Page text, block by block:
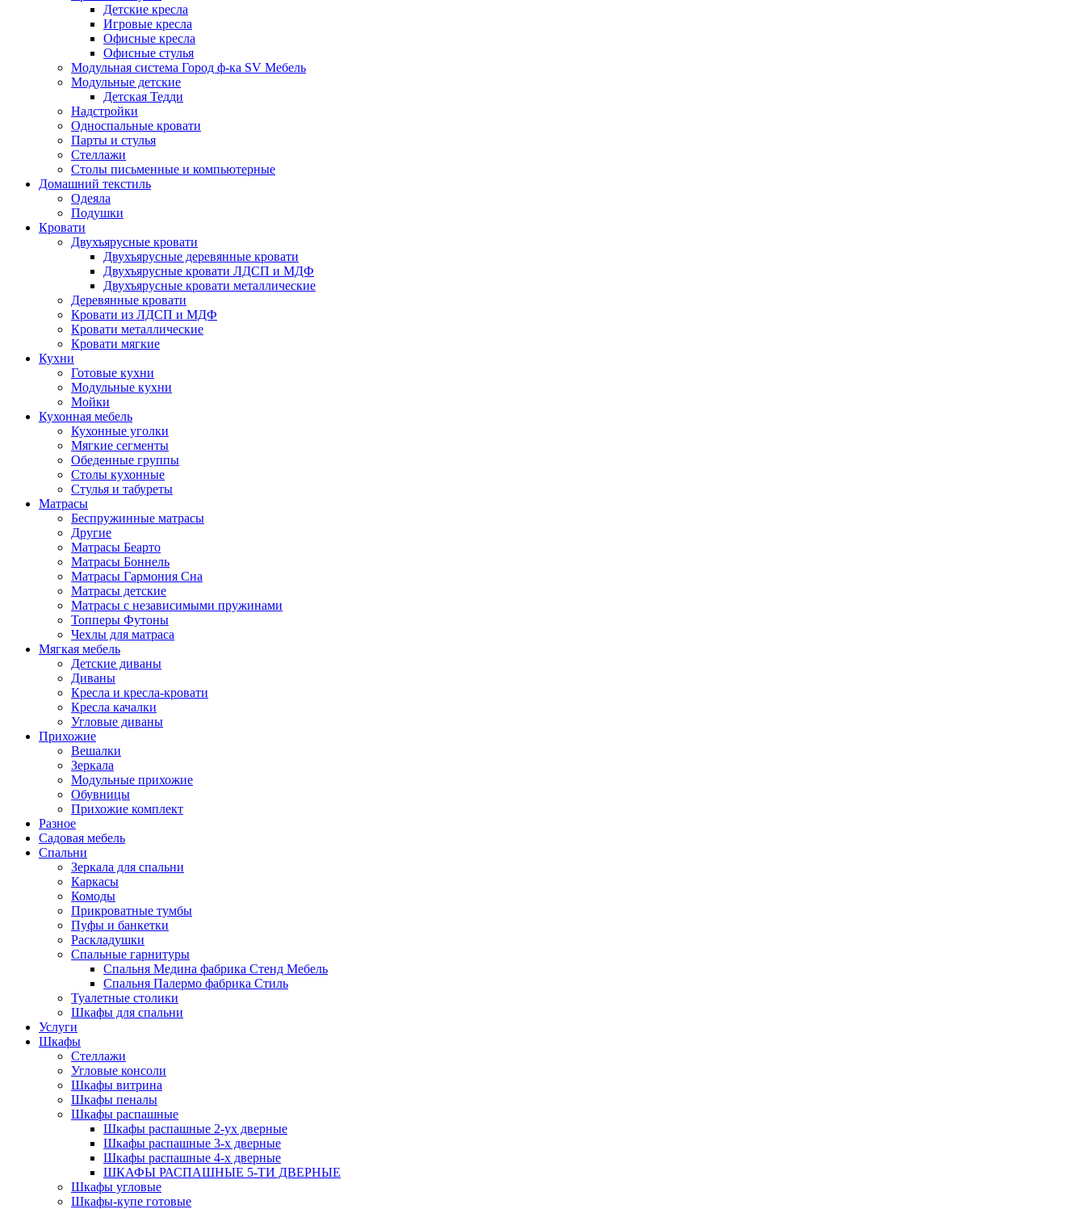
Детские кресла
Игровые кресла
Офисные кресла
Офисные стулья
Модульная система Город ф-ка SV Мебель
Модульные детские
Детская Тедди
Надстройки
Односпальные кровати
Парты и стулья
Стеллажи
Столы письменные и компьютерные
Домашний текстиль
Одеяла
Подушки
Кровати
Двухъярусные кровати
Двухъярусные деревянные кровати
Двухъярусные кровати ЛДСП и МДФ
Двухъярусные кровати металлические
Деревянные кровати
Кровати из ЛДСП и МДФ
Кровати металлические
Кровати мягкие
Кухни
Готовые кухни
Модульные кухни
Мойки
Кухонная мебель
Кухонные уголки
Мягкие сегменты
Обеденные группы
Столы кухонные
Стулья и табуреты
Матрасы
Беспружинные матрасы
Другие
Матрасы Беарто
Матрасы Боннель
Матрасы Гармония Сна
Матрасы детские
Матрасы с независимыми пружинами
Топперы Футоны
Чехлы для матраса
Мягкая мебель
Детские диваны
Диваны
Кресла и кресла-кровати
Кресла качалки
Угловые диваны
Прихожие
Вешалки
Зеркала
Модульные прихожие
Обувницы
Прихожие комплект
Разное
Садовая мебель
Спальни
Зеркала для спальни
Каркасы
Комоды
Прикроватные тумбы
Пуфы и банкетки
Раскладушки
Спальные гарнитуры
Спальня Медина фабрика Стенд Мебель
Спальня Палермо фабрика Стиль
Туалетные столики
Шкафы для спальни
Услуги
Шкафы
Стеллажи
Угловые консоли
Шкафы витрина
Шкафы пеналы
Шкафы распашные
Шкафы распашные 2-ух дверные
Шкафы распашные 3-х дверные
Шкафы распашные 4-х дверные
ШКАФЫ РАСПАШНЫЕ 5-ТИ ДВЕРНЫЕ
Шкафы угловые
Шкафы-купе готовые